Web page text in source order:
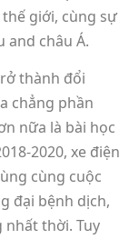
giới, cùng sự
and châu Á.
thành đổi
chẳng phần
nữa là bài học
2020, xe điện
cùng cuộc
đại bệnh dịch,
thời. Tuy